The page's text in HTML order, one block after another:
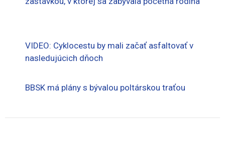
VIDEO: Cyklocestu by mali začať asfaltovať v
nasledujúcich dňoch
BBSK má plány s bývalou poltárskou traťou